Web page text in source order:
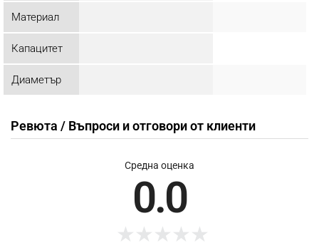
Материал
Капацитет
Диаметър
Ревюта / Въпроси и отговори от клиенти
Средна оценка
0.0
★ ★ ★ ★ ★